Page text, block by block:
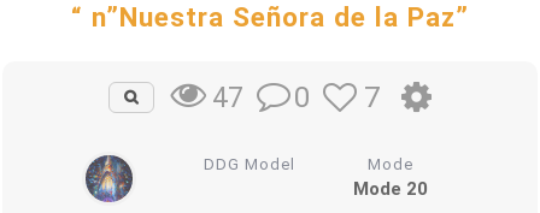
“ n”Nuestra Señora de la Paz”
47 0 7
DDG Model Mode
Mode 20